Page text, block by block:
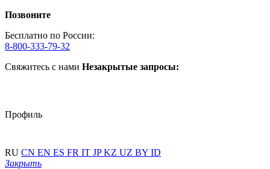
Позвоните
Бесплатно по России:
8-800-333-79-32
Свяжитесь с нами Незакрытые запросы:
Профиль
RU CN EN ES FR IT JPKZ UZ BY ID
Закрыть